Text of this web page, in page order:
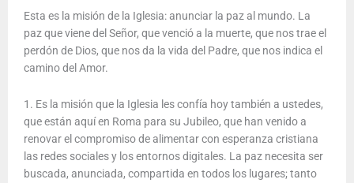
Esta es la misión de la Iglesia: anunciar la paz al mundo. La
paz que viene del Señor, que venció a la muerte, que nos trae el
perdón de Dios, que nos da la vida del Padre, que nos indica el
camino del Amor.
1. Es la misión que la Iglesia les confía hoy también a ustedes,
que están aquí en Roma para su Jubileo, que han venido a
renovar el compromiso de alimentar con esperanza cristiana
las redes sociales y los entornos digitales. La paz necesita ser
buscada, anunciada, compartida en todos los lugares; tanto